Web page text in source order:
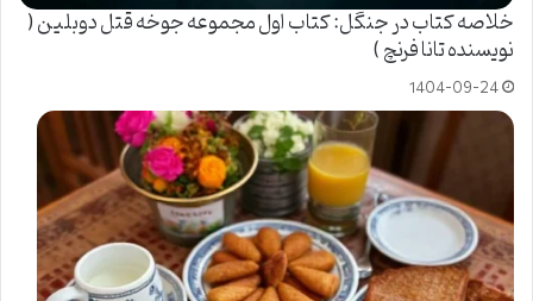
خلاصه کتاب در جنگل: کتاب اول مجموعه جوخه قتل دوبلین (
نویسنده تانا فرنچ )
1404-09-24